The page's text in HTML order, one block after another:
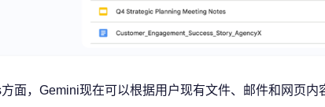
面，Gemini现在可以根据用户现有文件、邮件和网页